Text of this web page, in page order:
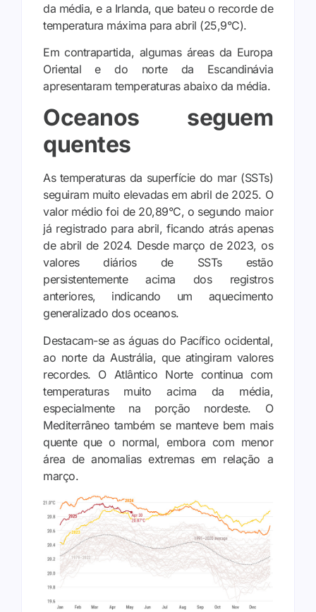
da média, e a Irlanda, que bateu o recorde de
temperatura máxima para abril (25,9°C).
Em contrapartida, algumas áreas da Europa
Oriental e do norte da Escandinávia
apresentaram temperaturas abaixo da média.
Oceanos seguem
quentes
As temperaturas da superfície do mar (SSTs)
seguiram muito elevadas em abril de 2025. O
valor médio foi de 20,89°C, o segundo maior
já registrado para abril, ficando atrás apenas
de abril de 2024. Desde março de 2023, os
valores diários de SSTs estão
persistentemente acima dos registros
anteriores, indicando um aquecimento
generalizado dos oceanos.
Destacam-se as águas do Pacífico ocidental,
ao norte da Austrália, que atingiram valores
recordes. O Atlântico Norte continua com
temperaturas muito acima da média,
especialmente na porção nordeste. O
Mediterrâneo também se manteve bem mais
quente que o normal, embora com menor
área de anomalias extremas em relação a
março.